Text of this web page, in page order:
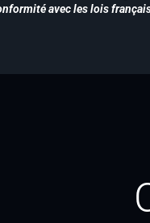
avec les lois